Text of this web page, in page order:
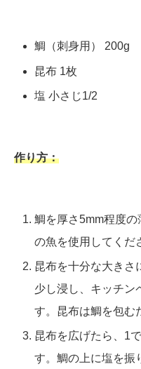
鯛（刺身用） 200g
昆布 1枚
塩 小さじ1/2
作り方：
鯛を厚さ5mm程度
の魚を使用してくだ
昆布を十分な大きさ
少し浸し、キッチン
す。昆布は鯛を包む
昆布を広げたら、1
す。鯛の上に塩を振